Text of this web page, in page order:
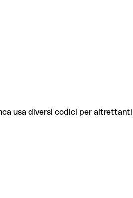
usa diversi codici per